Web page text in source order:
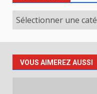
Catégories
VOUS AIMEREZ AUSSI